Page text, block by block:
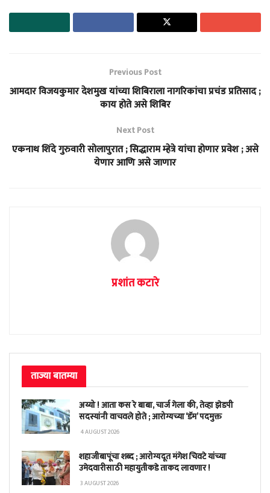
Previous Post
आमदार विजयकुमार देशमुख यांच्या शिबिराला नागरिकांचा प्रचंड प्रतिसाद ;
काय होते असे शिबिर
Next Post
एकनाथ शिंदे गुरुवारी सोलापुरात ; सिद्धाराम म्हेत्रे यांचा होणार प्रवेश ; असे
येणार आणि असे जाणार
प्रशांत कटारे
ताज्या बातम्या
अय्यो ! आता कस रे बाबा, चार्ज गेला की, तेव्हा झेडपी
सदस्यांनी वाचवले होते ; आरोग्यच्या ‘डॅम’ पदमुक्त
4 AUGUST 2026
शहाजीबापूंचा शब्द ; आरोग्यदूत मंगेश चिवटे यांच्या
उमेदवारीसाठी महायुतीकडे ताकद लावणार !
3 AUGUST 2026